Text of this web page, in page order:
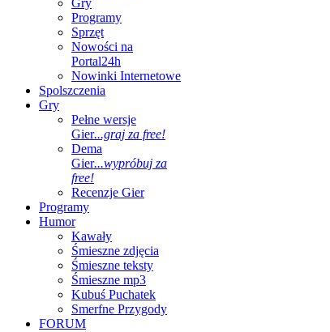
Gry
Programy
Sprzęt
Nowości na
Portal24h
Nowinki Internetowe
Spolszczenia
Gry
Pełne wersje
Gier...graj za free!
Dema
Gier...wypróbuj za
free!
Recenzje Gier
Programy
Humor
Kawały
Śmieszne zdjęcia
Śmieszne teksty
Śmieszne mp3
Kubuś Puchatek
Smerfne Przygody
FORUM